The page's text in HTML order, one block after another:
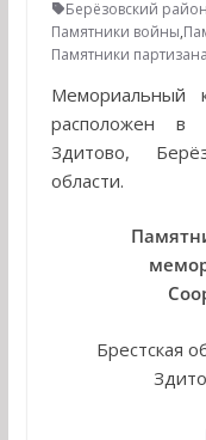
Берёзовский район
Памятники войны,
Памятники
Мемориальный
расположен в
Здитово,
области.
Брестская